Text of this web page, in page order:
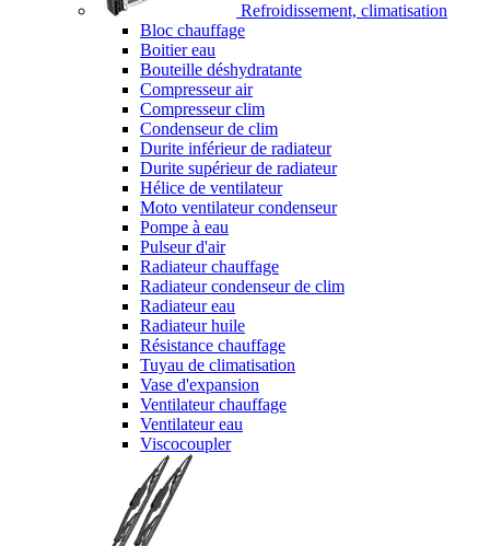
Refroidissement, climatisation
Bloc chauffage
Boitier eau
Bouteille déshydratante
Compresseur air
Compresseur clim
Condenseur de clim
Durite inférieur de radiateur
Durite supérieur de radiateur
Hélice de ventilateur
Moto ventilateur condenseur
Pompe à eau
Pulseur d'air
Radiateur chauffage
Radiateur condenseur de clim
Radiateur eau
Radiateur huile
Résistance chauffage
Tuyau de climatisation
Vase d'expansion
Ventilateur chauffage
Ventilateur eau
Viscocoupler